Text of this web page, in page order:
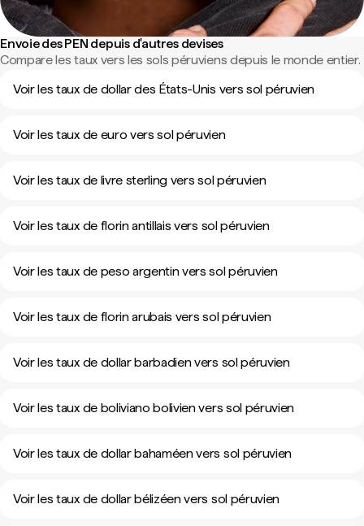
Envoie des PEN depuis d'autres devises
Compare les taux vers les sols péruviens depuis le monde entier.
Voir les taux de dollar des États-Unis vers sol péruvien
Voir les taux de euro vers sol péruvien
Voir les taux de livre sterling vers sol péruvien
Voir les taux de florin antillais vers sol péruvien
Voir les taux de peso argentin vers sol péruvien
Voir les taux de florin arubais vers sol péruvien
Voir les taux de dollar barbadien vers sol péruvien
Voir les taux de boliviano bolivien vers sol péruvien
Voir les taux de dollar bahaméen vers sol péruvien
Voir les taux de dollar bélizéen vers sol péruvien